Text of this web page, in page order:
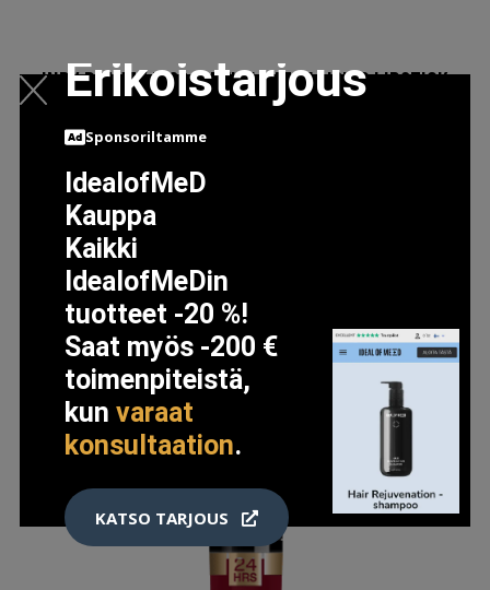
INDY BEAUTY KISS & TELL! MATTE LIQUID LIPSTICK
15.9 EUR
Erikoistarjous
Sponsoriltamme
IdealofMeD
Kauppa
Kaikki
IdealofMeDin
tuotteet -20 %!
Saat myös -200 €
toimenpiteistä,
kunvaraat
konsultaation.
KATSO TARJOUS